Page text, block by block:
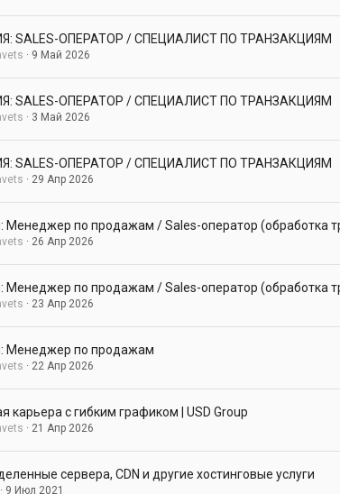
SALES-ОПЕРАТОР / СПЕЦИАЛИСТ ПО ТРАНЗАКЦИЯМ
9 Май 2026
SALES-ОПЕРАТОР / СПЕЦИАЛИСТ ПО ТРАНЗАКЦИЯМ
3 Май 2026
SALES-ОПЕРАТОР / СПЕЦИАЛИСТ ПО ТРАНЗАКЦИЯМ
29 Апр 2026
Менеджер по продажам / Sales-оператор (обработка
26 Апр 2026
Менеджер по продажам / Sales-оператор (обработка
23 Апр 2026
Менеджер по продажам
22 Апр 2026
карьера с гибким графиком | USD Group
21 Апр 2026
сервера, CDN и другие хостинговые услуги
9 Июл 2021